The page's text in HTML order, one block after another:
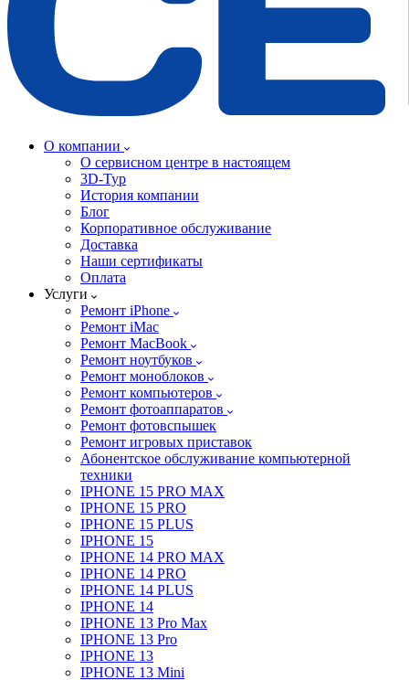
О компании
О сервисном центре в настоящем
3D-Тур
История компании
Блог
Корпоративное обслуживание
Доставка
Наши сертификаты
Оплата
Услуги
Ремонт iPhone
Ремонт iMac
Ремонт MacBook
Ремонт ноутбуков
Ремонт моноблоков
Ремонт компьютеров
Ремонт фотоаппаратов
Ремонт фотовспышек
Ремонт игровых приставок
Абонентское обслуживание компьютерной
техники
IPHONE 15 PRO MAX
IPHONE 15 PRO
IPHONE 15 PLUS
IPHONE 15
IPHONE 14 PRO MAX
IPHONE 14 PRO
IPHONE 14 PLUS
IPHONE 14
IPHONE 13 Pro Max
IPHONE 13 Pro
IPHONE 13
IPHONE 13 Mini